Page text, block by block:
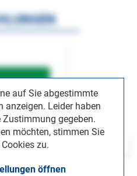
auf Sie abgestimmte
anzeigen. Leider haben
gegeben.
möchten, stimmen Sie
zu.
öffnen